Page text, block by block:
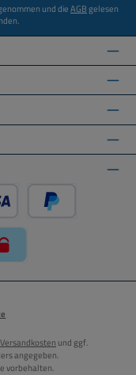
und dieAGBgelesen
Debitkarte über PayPal
Versandkosten und ggf.
angegeben.
vorbehalten.